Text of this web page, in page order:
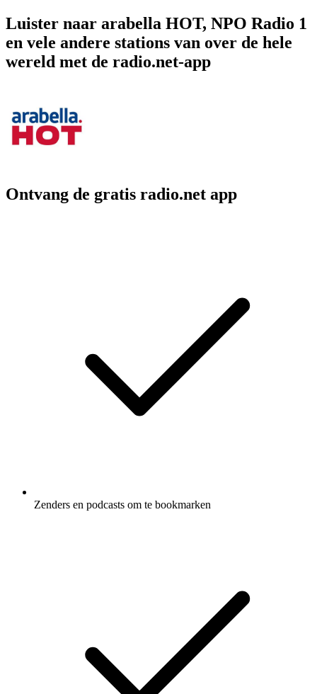
Luister naar arabella HOT, NPO Radio 1
en vele andere stations van over de hele
wereld met de radio.net-app
Ontvang de gratis radio.net app
Zenders en podcasts om te bookmarken